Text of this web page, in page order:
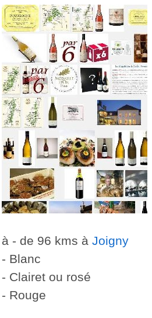
à - de 96 kms à Joigny
- Blanc
- Clairet ou rosé
- Rouge